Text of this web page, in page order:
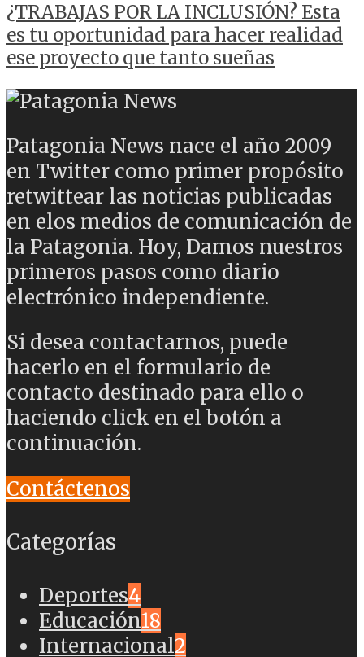
¿TRABAJAS POR LA INCLUSIÓN? Esta
es tu oportunidad para hacer realidad
ese proyecto que tanto sueñas
Patagonia News nace el año 2009
en Twitter como primer propósito
retwittear las noticias publicadas
en elos medios de comunicación de
la Patagonia. Hoy, Damos nuestros
primeros pasos como diario
electrónico independiente.
Si desea contactarnos, puede
hacerlo en el formulario de
contacto destinado para ello o
haciendo click en el botón a
continuación.
Contáctenos
Categorías
Deportes4
Educación18
Internacional2